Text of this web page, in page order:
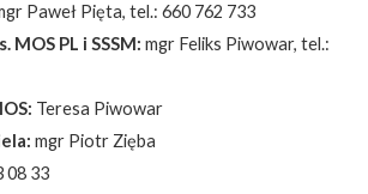
Paweł Pięta, tel.: 660 762 733
PL i SSSM: mgr Feliks Piwowar, tel.:
Teresa Piwowar
mgr Piotr Zięba
08 33